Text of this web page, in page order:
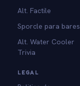
Alt. Factile
Sporcle para bares
Alt. Water Cooler
Trivia
LEGAL